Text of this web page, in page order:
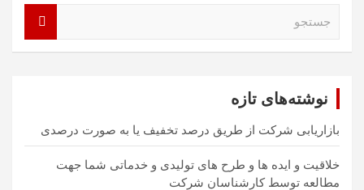
نوشته‌های تازه
بازاریابی شرکت از طریق درصد تخفیف یا به صورت درصدی
خلاقیت و ایده ها و طرح های تولیدی و خدماتی شما جهت
مطالعه توسط کارشناسان شرکت